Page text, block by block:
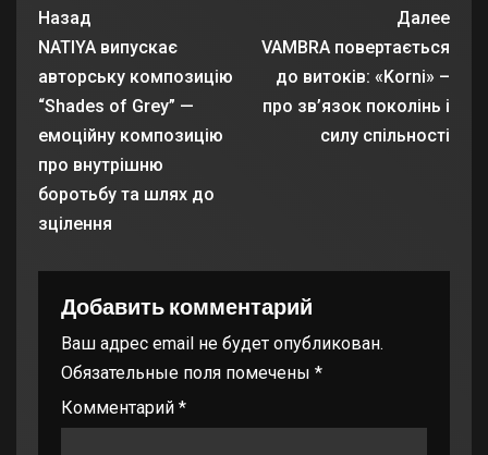
Назад
NATIYA випускає
авторську композицію
“Shades of Grey” —
емоційну композицію
про внутрішню
боротьбу та шлях до
зцілення
Далее
VAMBRA повертається
до витоків: «Korni» –
про зв’язок поколінь і
силу спільності
Добавить комментарий
Ваш адрес email не будет опубликован.
Обязательные поля помечены *
Комментарий *